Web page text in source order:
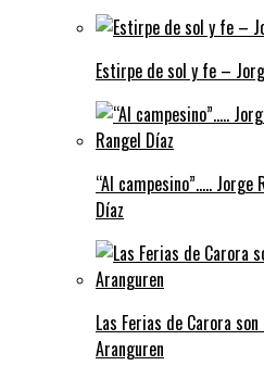
Estirpe de sol y fe –
“Al campesino”….. Jorge
Díaz
Las Ferias de Carora
Aranguren